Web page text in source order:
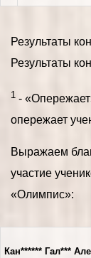
Результаты
Результаты
1 -
опережает
Выражаем
участие
«Олимпис»:
Кан****** Гал***